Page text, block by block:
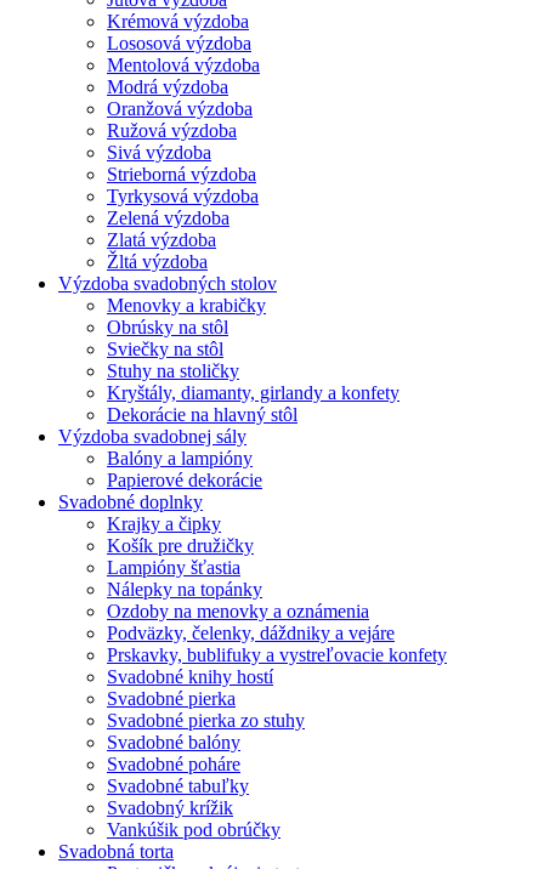
Krémová výzdoba
Lososová výzdoba
Mentolová výzdoba
Modrá výzdoba
Oranžová výzdoba
Ružová výzdoba
Sivá výzdoba
Strieborná výzdoba
Tyrkysová výzdoba
Zelená výzdoba
Zlatá výzdoba
Žltá výzdoba
Výzdoba svadobných stolov
Menovky a krabičky
Obrúsky na stôl
Sviečky na stôl
Stuhy na stoličky
Kryštály, diamanty, girlandy a konfety
Dekorácie na hlavný stôl
Výzdoba svadobnej sály
Balóny a lampióny
Papierové dekorácie
Svadobné doplnky
Krajky a čipky
Košík pre družičky
Lampióny šťastia
Nálepky na topánky
Ozdoby na menovky a oznámenia
Podväzky, čelenky, dáždniky a vejáre
Prskavky, bublifuky a vystreľovacie konfety
Svadobné knihy hostí
Svadobné pierka
Svadobné pierka zo stuhy
Svadobné balóny
Svadobné poháre
Svadobné tabuľky
Svadobný krížik
Vankúšik pod obrúčky
Svadobná torta